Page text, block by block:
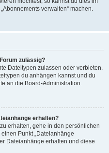
verwalten“ machen.
zulässig?
Dateitypen zulassen oder verbieten.
du anhängen kannst und du
an die Board-Administration.
erhalten?
erhalten, gehe in den persönlichen
einen Punkt „Dateianhänge
Dateianhänge erhalten und diese